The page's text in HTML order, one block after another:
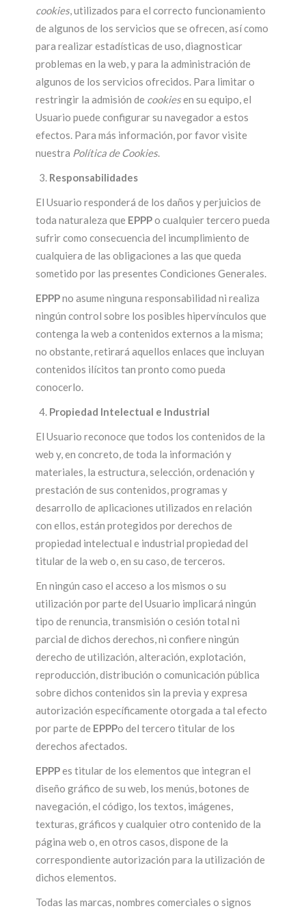
cookies, utilizados para el correcto funcionamiento
de algunos de los servicios que se ofrecen, así como
para realizar estadísticas de uso, diagnosticar
problemas en la web, y para la administración de
algunos de los servicios ofrecidos. Para limitar o
restringir la admisión de cookiesen su equipo, el
Usuario puede configurar su navegador a estos
efectos. Para más información, por favor visite
nuestra Política de Cookies.
Responsabilidades
El Usuario responderá de los daños y perjuicios de
toda naturaleza que EPPPo cualquier tercero pueda
sufrir como consecuencia del incumplimiento de
cualquiera de las obligaciones a las que queda
sometido por las presentes Condiciones Generales.
EPPPno asume ninguna responsabilidad ni realiza
ningún control sobre los posibles hipervínculos que
contenga la web a contenidos externos a la misma;
no obstante, retirará aquellos enlaces que incluyan
contenidos ilícitos tan pronto como pueda
conocerlo.
Propiedad Intelectual e Industrial
El Usuario reconoce que todos los contenidos de la
web y, en concreto, de toda la información y
materiales, la estructura, selección, ordenación y
prestación de sus contenidos, programas y
desarrollo de aplicaciones utilizados en relación
con ellos, están protegidos por derechos de
propiedad intelectual e industrial propiedad del
titular de la web o, en su caso, de terceros.
En ningún caso el acceso a los mismos o su
utilización por parte del Usuario implicará ningún
tipo de renuncia, transmisión o cesión total ni
parcial de dichos derechos, ni confiere ningún
derecho de utilización, alteración, explotación,
reproducción, distribución o comunicación pública
sobre dichos contenidos sin la previa y expresa
autorización específicamente otorgada a tal efecto
por parte de EPPPo del tercero titular de los
derechos afectados.
EPPPes titular de los elementos que integran el
diseño gráfico de su web, los menús, botones de
navegación, el código, los textos, imágenes,
texturas, gráficos y cualquier otro contenido de la
página web o, en otros casos, dispone de la
correspondiente autorización para la utilización de
dichos elementos.
Todas las marcas, nombres comerciales o signos